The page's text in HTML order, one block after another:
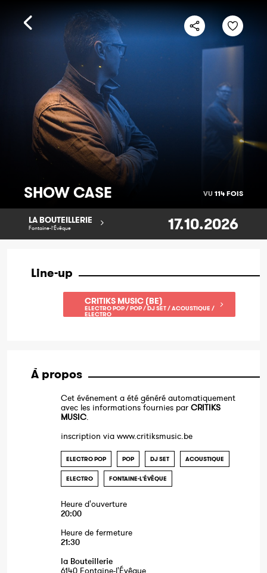
SHOW CASE VU 114 FOIS
LA BOUTEILLERIE
Fontaine-l'Évêque 17.10.2026
Line-up
CRITIKS MUSIC (BE)
ELECTRO POP / POP / DJ SET / ACOUSTIQUE /
ELECTRO
À propos
Cet événement a été généré automatiquement
avec les informations fournies par CRITIKS
MUSIC.
inscription via www.critiksmusic.be
ELECTRO POP POP DJ SET ACOUSTIQUE
ELECTRO FONTAINE-L'ÉVÊQUE
Heure d'ouverture
20:00
Heure de fermeture
21:30
la Bouteillerie
6140 Fontaine-l'Évêque